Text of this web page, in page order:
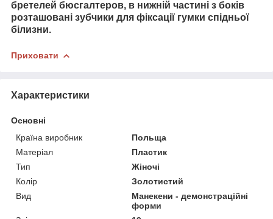
бретелей бюсгалтеров, в нижній частині з боків
розташовані зубчики для фіксації гумки спідньої
білизни.
Приховати
Характеристики
Основні
Країна виробник
Польща
Матеріал
Пластик
Тип
Жіночі
Колір
Золотистий
Вид
Манекени - демонстраційні
форми